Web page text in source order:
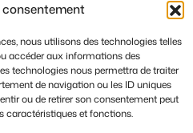
consentement
nous utilisons des technologies telles
accéder aux informations des
technologies nous permettra de traiter
de navigation ou les ID uniques
ou de retirer son consentement peut
caractéristiques et fonctions.